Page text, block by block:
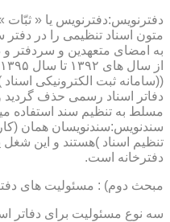
دفترنویس:دفترنویس یا « ثبّات
متون اسناد تنظیمی را در دفتر
به امضای متعهدین و سردفتر و
((سامانه ثبت الکترونیکی
دفاتر اسناد رسمی حذف گردید
مسلط به تنظیم سند استفاده
سندنویس:سندنویسان همان
تنظیم اسناد )هستند و این
دفترخانه است.
مبحث دوم) : مسئولیت های
سه نوع مسئولیت برای دفاتر